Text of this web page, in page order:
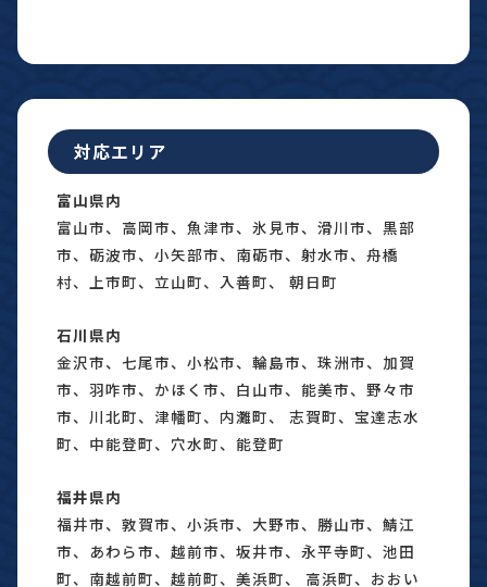
対応エリア
富山県内
富山市、高岡市、魚津市、氷見市、滑川市、黒部
市、砺波市、小矢部市、南砺市、射水市、舟橋
村、上市町、立山町、入善町、 朝日町
石川県内
金沢市、七尾市、小松市、輪島市、珠洲市、加賀
市、羽咋市、かほく市、白山市、能美市、野々市
市、川北町、津幡町、内灘町、 志賀町、宝達志水
町、中能登町、穴水町、能登町
福井県内
福井市、敦賀市、小浜市、大野市、勝山市、鯖江
市、あわら市、越前市、坂井市、永平寺町、池田
町、南越前町、越前町、美浜町、 高浜町、おおい